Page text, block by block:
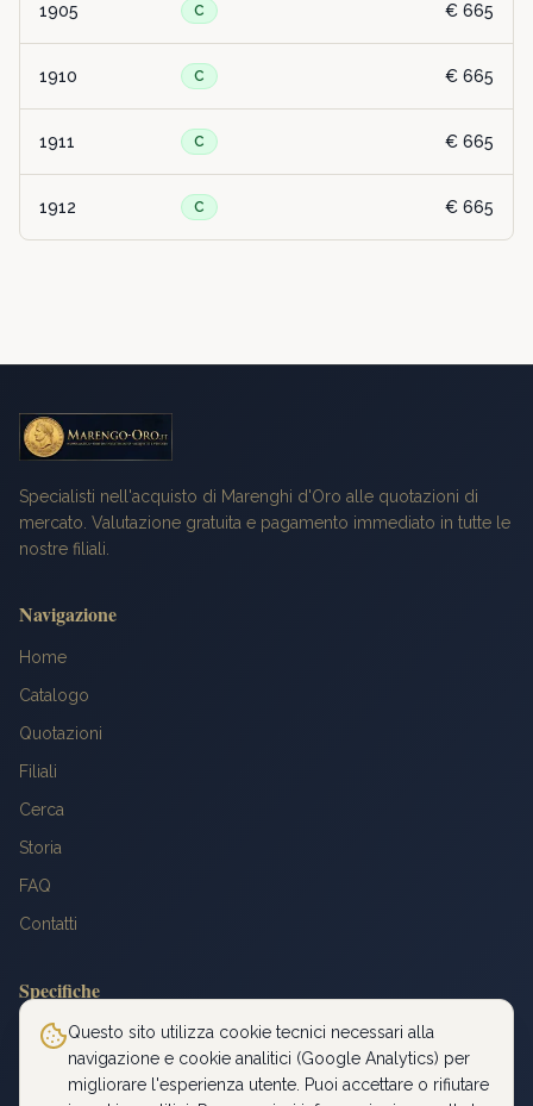
1905 C € 665
1910 C € 665
1911 C € 665
1912 C € 665
Specialisti nell'acquisto di Marenghi d'Oro alle quotazioni di
mercato. Valutazione gratuita e pagamento immediato in tutte le
nostre filiali.
Navigazione
Home
Catalogo
Quotazioni
Filiali
Cerca
Storia
FAQ
Contatti
Specifiche
Peso: 6,4516 g
Titolo: 900‰
Diametro: 21 mm
Questo sito utilizza cookie tecnici necessari alla
navigazione e cookie analitici (Google Analytics) per
migliorare l'esperienza utente. Puoi accettare o rifiutare